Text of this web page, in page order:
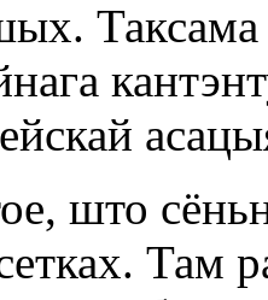
Таксама
што
Там